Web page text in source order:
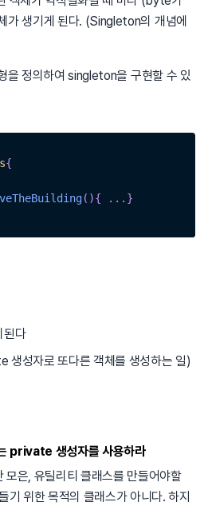
가 생기게 된다. (Singleton의 개념에
을 정의하여 singleton을 구현할 수 있
{
( ){ . . . }
된다
성자로 또다른 객체를 생성하는 일)
private 생성자를 사용하라
모은, 유틸리티 클래스를 만들어야할
기 위한 목적의 클래스가 아니다. 하지